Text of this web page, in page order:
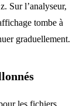
Sur l’analyseur,
tombe à
graduellement.
les fichiers